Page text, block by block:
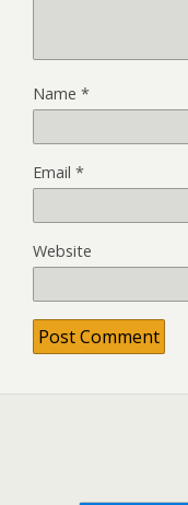
Name *
Email *
Website